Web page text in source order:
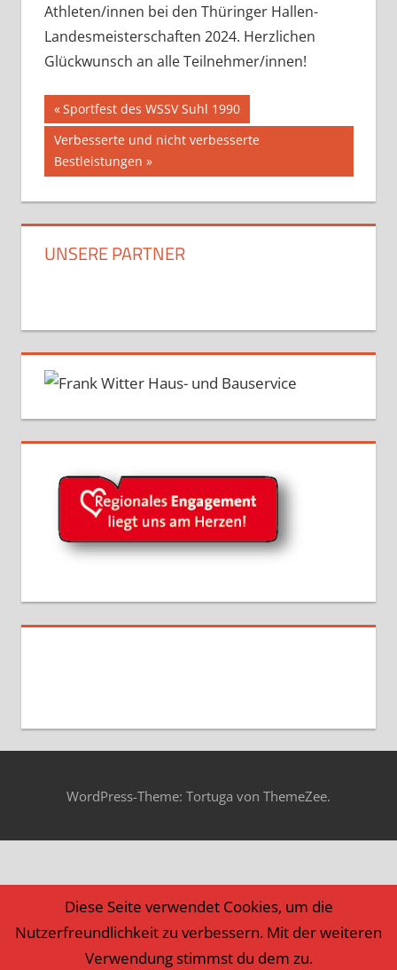
Athleten/innen bei den Thüringer Hallen-
Landesmeisterschaften 2024. Herzlichen
Glückwunsch an alle Teilnehmer/innen!
Beitragsnavigation
Vorheriger
Beitrag:
Sportfest des WSSV Suhl 1990
Nächster
Beitrag:
Verbesserte und nicht verbesserte
Bestleistungen
UNSERE PARTNER
WordPress-Theme: Tortuga von ThemeZee.
Diese Seite verwendet Cookies, um die
Nutzerfreundlichkeit zu verbessern. Mit der weiteren
Verwendung stimmst du dem zu.